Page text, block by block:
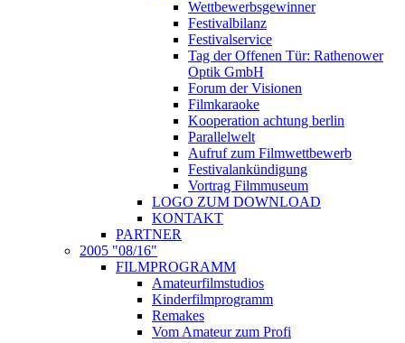
Wettbewerbsgewinner
Festivalbilanz
Festivalservice
Tag der Offenen Tür: Rathenower
Optik GmbH
Forum der Visionen
Filmkaraoke
Kooperation achtung berlin
Parallelwelt
Aufruf zum Filmwettbewerb
Festivalankündigung
Vortrag Filmmuseum
LOGO ZUM DOWNLOAD
KONTAKT
PARTNER
2005 "08/16"
FILMPROGRAMM
Amateurfilmstudios
Kinderfilmprogramm
Remakes
Vom Amateur zum Profi